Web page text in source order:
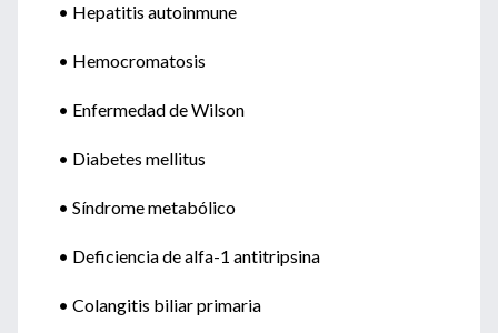
• Hepatitis autoinmune
• Hemocromatosis
• Enfermedad de Wilson
• Diabetes mellitus
• Síndrome metabólico
• Deficiencia de alfa-1 antitripsina
• Colangitis biliar primaria